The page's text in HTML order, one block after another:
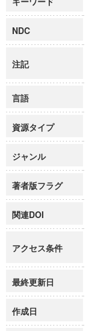
NDC
注記
言語
資源タイプ
ジャンル
著者版フラグ
関連DOI
アクセス条件
最終更新日
作成日